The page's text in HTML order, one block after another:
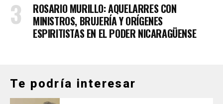
ROSARIO MURILLO: AQUELARRES CON
MINISTROS, BRUJERÍA Y ORÍGENES
ESPIRITISTAS EN EL PODER NICARAGÜENSE
Te podría interesar